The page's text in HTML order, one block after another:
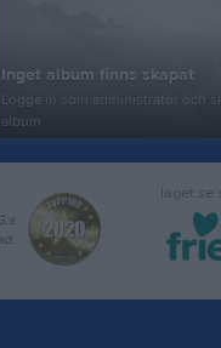
Inget album finns skapat
Logga in som administratör och
album
laget.se